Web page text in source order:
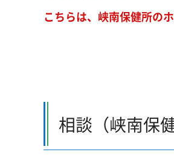
こちらは、峡南保健所の
相談（峡南保健